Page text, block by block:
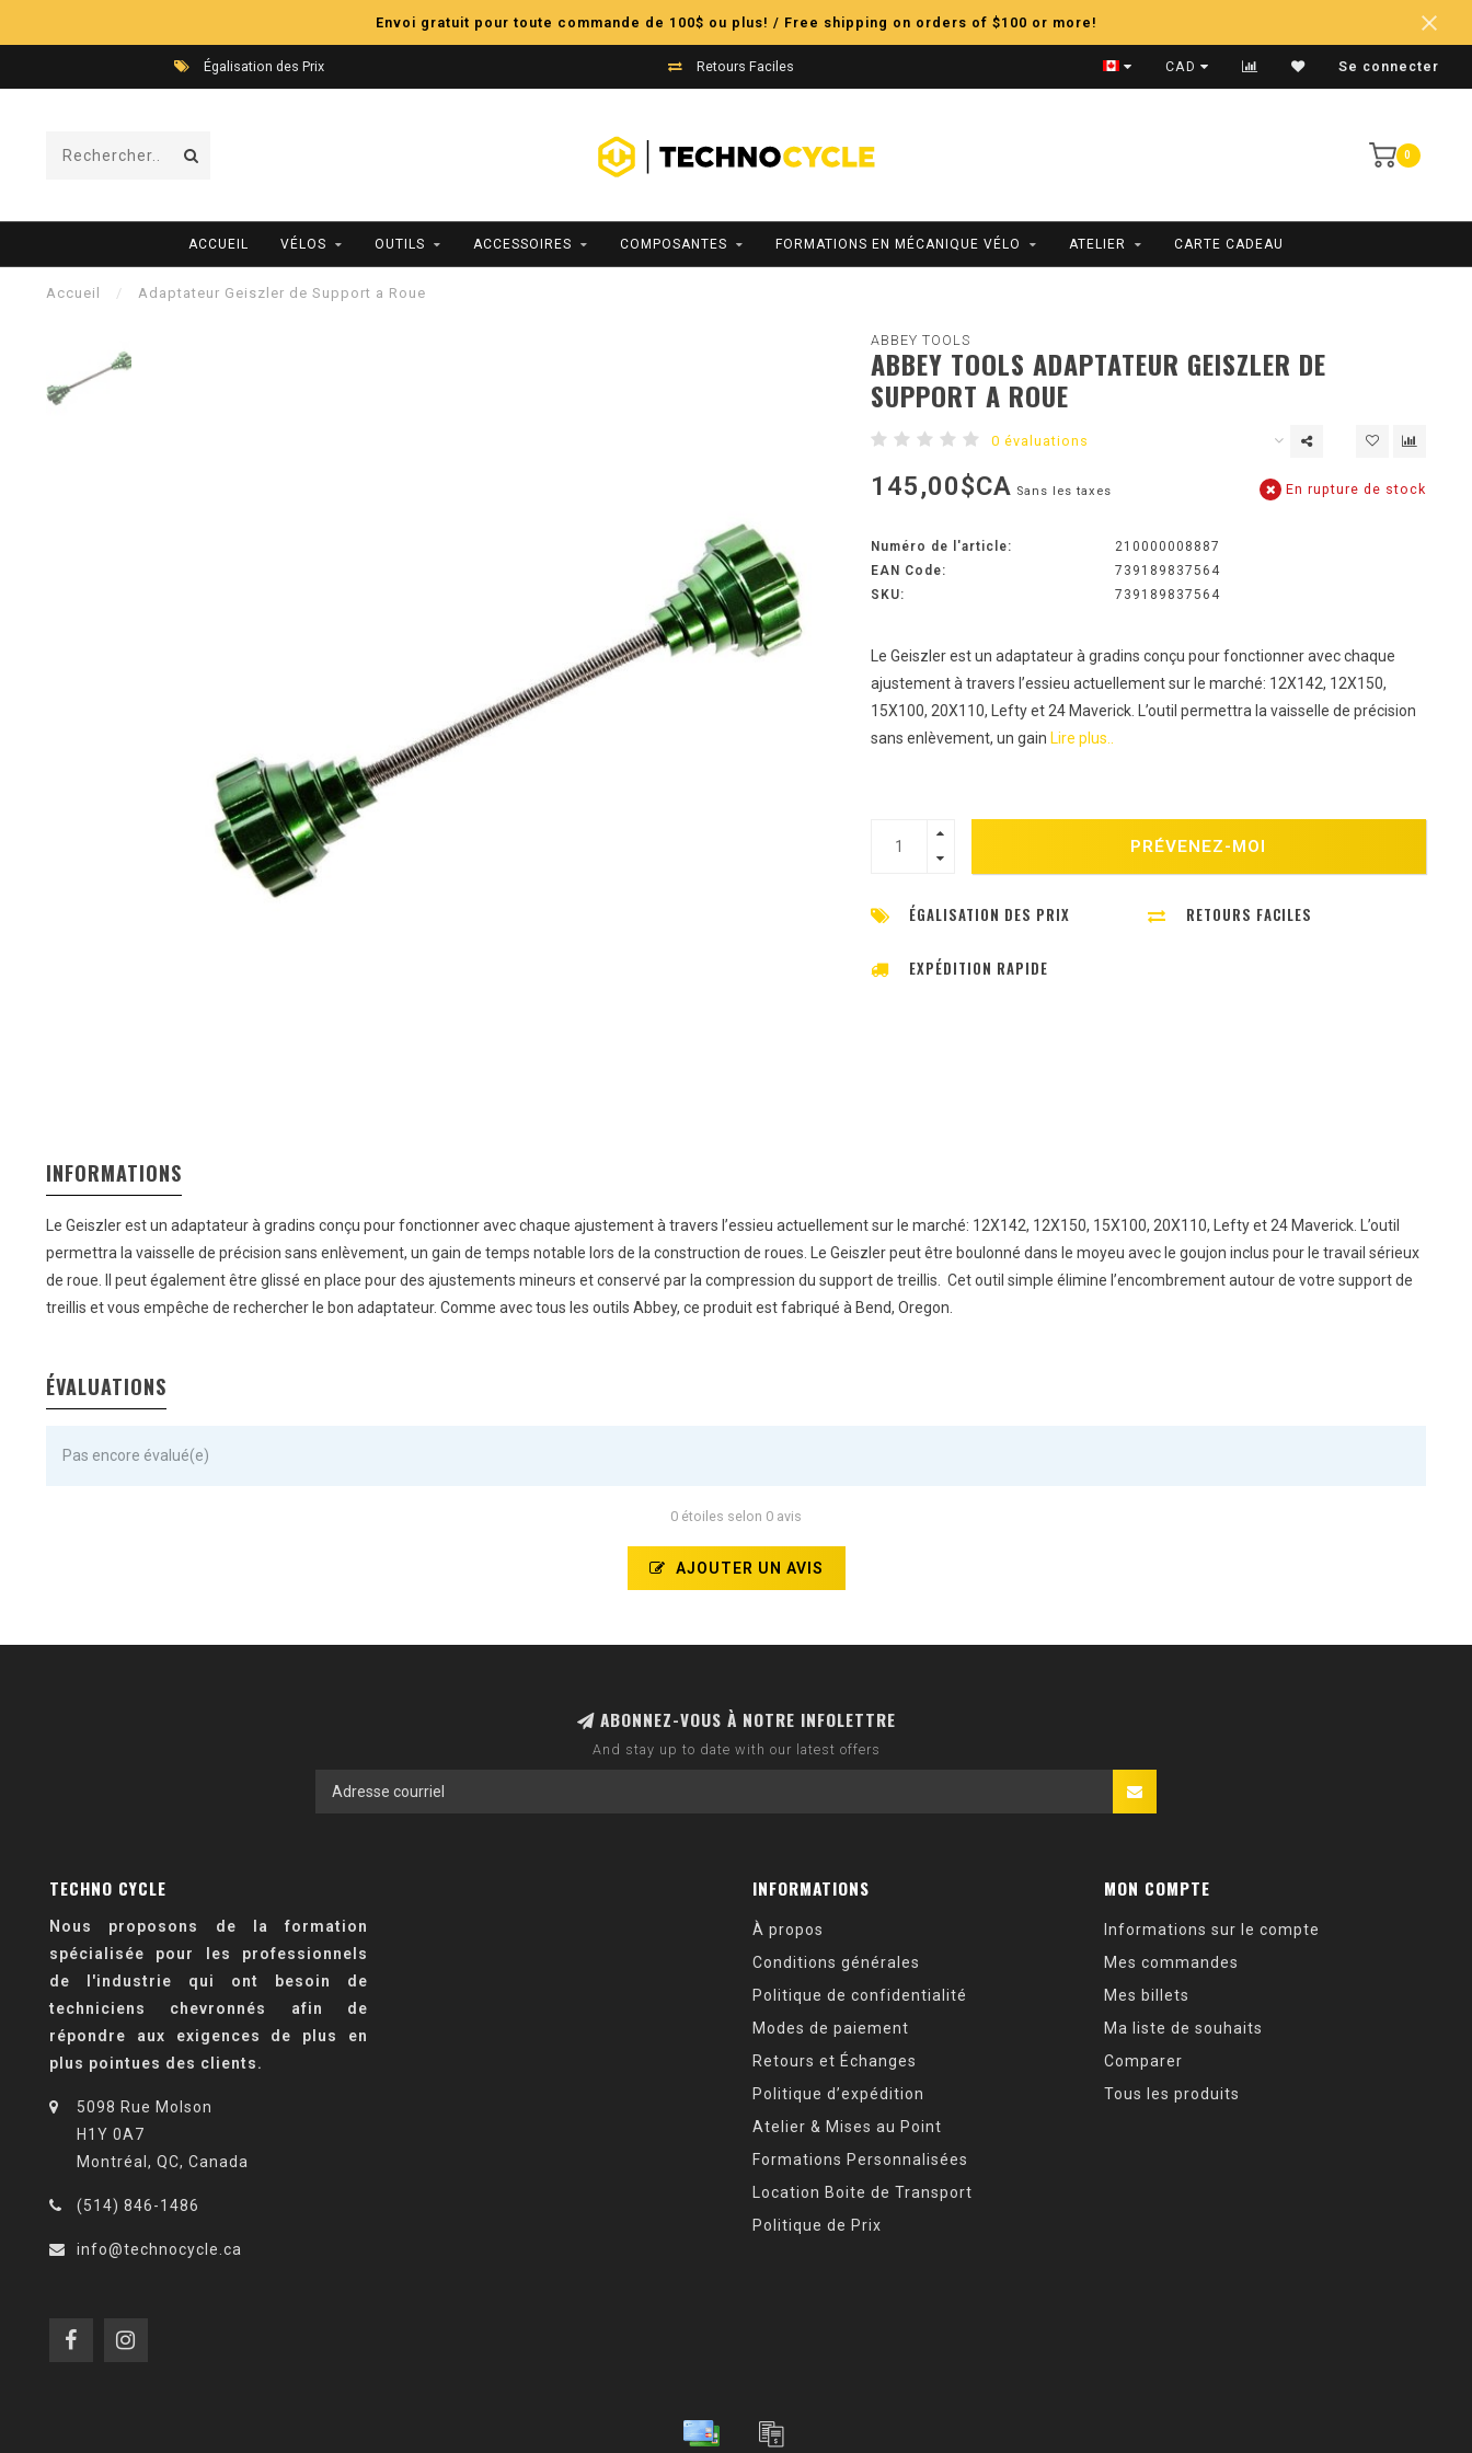
Envoi gratuit pour toute commande de 100$ ou plus! / Free shipping on orders of $100 or more!
Égalisation des Prix Retours Faciles Expédition Rapide
CAD Se connecter
0
ACCUEIL VÉLOS OUTILS ACCESSOIRES COMPOSANTES FORMATIONS EN MÉCANIQUE VÉLO ATELIER CARTE CADEAU
Accueil / Adaptateur Geiszler de Support a Roue
ABBEY TOOLS
ABBEY TOOLS ADAPTATEUR GEISZLER DE
SUPPORT A ROUE
0 évaluations
145,00$CA Sans les taxes En rupture de stock
Numéro de l'article:
210000008887
EAN Code:
739189837564
SKU:
739189837564
Le Geiszler est un adaptateur à gradins conçu pour fonctionner avec chaque
ajustement à travers l’essieu actuellement sur le marché: 12X142, 12X150,
15X100, 20X110, Lefty et 24 Maverick. L’outil permettra la vaisselle de précision
sans enlèvement, un gain Lire plus..
PRÉVENEZ-MOI
ÉGALISATION DES PRIX RETOURS FACILES
EXPÉDITION RAPIDE
INFORMATIONS
Le Geiszler est un adaptateur à gradins conçu pour fonctionner avec chaque ajustement à travers l’essieu actuellement sur le marché: 12X142, 12X150, 15X100, 20X110, Lefty et 24 Maverick. L’outil
permettra la vaisselle de précision sans enlèvement, un gain de temps notable lors de la construction de roues. Le Geiszler peut être boulonné dans le moyeu avec le goujon inclus pour le travail sérieux
de roue. Il peut également être glissé en place pour des ajustements mineurs et conservé par la compression du support de treillis. Cet outil simple élimine l’encombrement autour de votre support de
treillis et vous empêche de rechercher le bon adaptateur. Comme avec tous les outils Abbey, ce produit est fabriqué à Bend, Oregon.
ÉVALUATIONS
Pas encore évalué(e)
0 étoiles selon 0 avis
AJOUTER UN AVIS
ABONNEZ-VOUS À NOTRE INFOLETTRE
And stay up to date with our latest offers
TECHNO CYCLE
Nous proposons de la formation
spécialisée pour les professionnels
de l'industrie qui ont besoin de
techniciens chevronnés afin de
répondre aux exigences de plus en
plus pointues des clients.
5098 Rue Molson
H1Y 0A7
Montréal, QC, Canada
(514) 846-1486
info@technocycle.ca
INFORMATIONS
À propos
Conditions générales
Politique de confidentialité
Modes de paiement
Retours et Échanges
Politique d’expédition
Atelier & Mises au Point
Formations Personnalisées
Location Boite de Transport
Politique de Prix
MON COMPTE
Informations sur le compte
Mes commandes
Mes billets
Ma liste de souhaits
Comparer
Tous les produits